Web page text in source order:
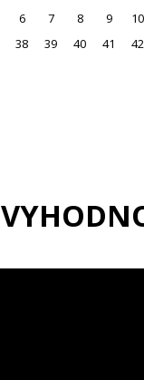
6 7 8 9 10
38 39 40 41 42